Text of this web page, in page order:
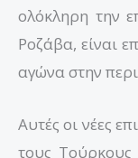
ολόκληρη την
Ροζάβα, είναι
αγώνα στην
Αυτές οι νέες
τους Τούρκους